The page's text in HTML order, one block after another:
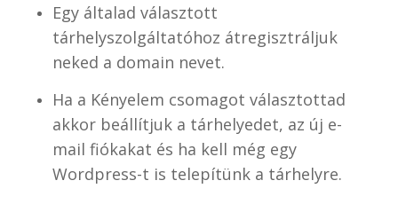
Egy általad választott
tárhelyszolgáltatóhoz átregisztráljuk
neked a domain nevet.
Ha a Kényelem csomagot választottad
akkor beállítjuk a tárhelyedet, az új e-
mail fiókakat és ha kell még egy
Wordpress-t is telepítünk a tárhelyre.